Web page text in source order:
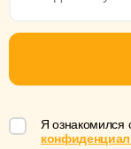
Я ознакомился